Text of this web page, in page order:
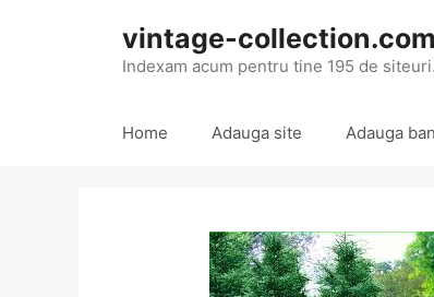
vintage-
Indexam acum pentru tine 195 de siteuri.
Home Adauga site Adauga